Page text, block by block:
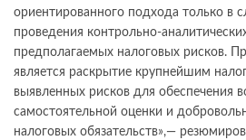
ориентированного подхода только в
проведения контрольно-
предполагаемых налоговых рисков.
является раскрытие крупнейшим
выявленных рисков для обеспечения
самостоятельной оценки и
налоговых обязательств»,—